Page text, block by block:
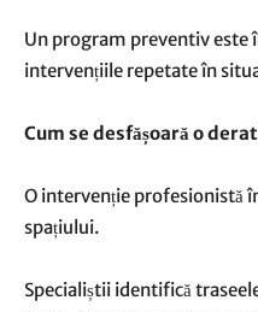
Un program preventiv este
intervențiile repetate în
Cum se desfășoară o
O intervenție profesionistă
spațiului.
Specialiștii identifică